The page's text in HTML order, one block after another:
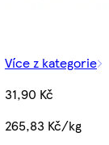
Více z kategorie
31,90 Kč
265,83 Kč/kg